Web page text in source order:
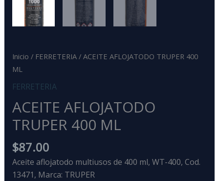
Inicio / FERRETERIA/ ACEITE AFLOJATODO TRUPER 400
ML
FERRETERIA
ACEITE AFLOJATODO
TRUPER 400 ML
$87.00
Aceite aflojatodo multiusos de 400 ml, WT-400, Cod.
13471, Marca: TRUPER